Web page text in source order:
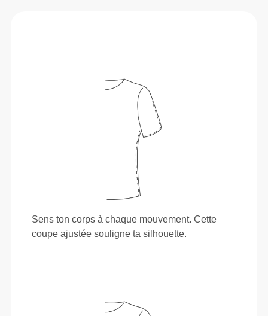
Sens ton corps à chaque mouvement. Cette
coupe ajustée souligne ta silhouette.